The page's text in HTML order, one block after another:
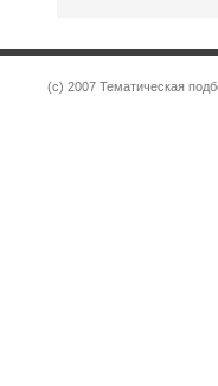
(c) 2007 Тематическая